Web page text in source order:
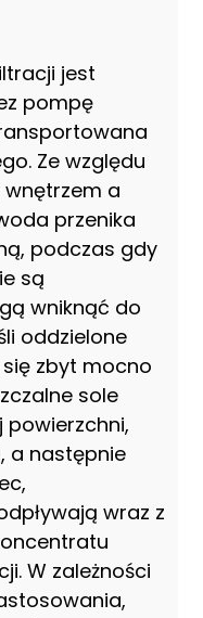
jest
pompę
Ze względu
wnętrzem a
przenika
podczas gdy
są
wniknąć do
oddzielone
zbyt mocno
sole
a następnie
wraz z
W zależności